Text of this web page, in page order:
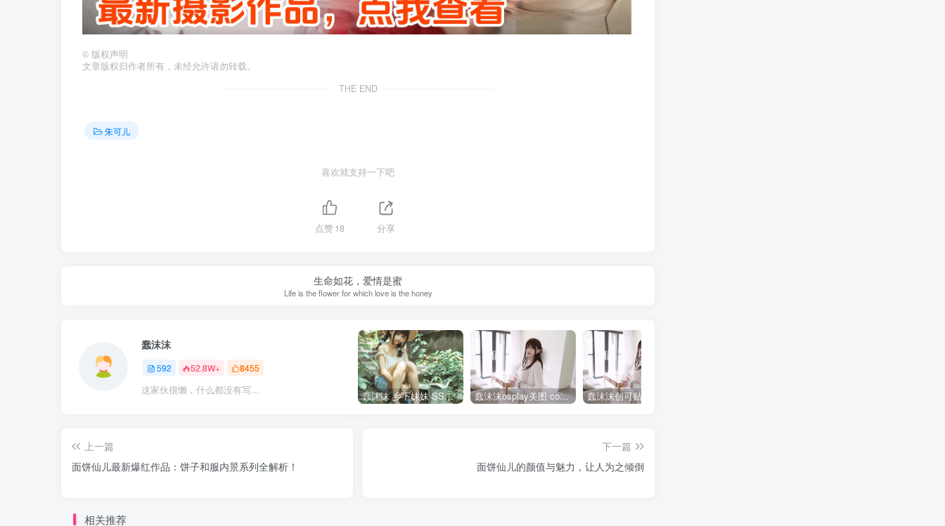
© 版权声明
文章版权归作者所有，未经允许请勿转载。
THE END
朱可儿
喜欢就支持一下吧
点赞18 分享
生命如花，爱情是蜜
Life is the flower for which love is the honey
蠢沫沫
592 52.8W+ 8455
这家伙很懒，什么都没有写... 蠢沫沫 乡下妹妹 SSR级 [125P-1.24GB]全部作品点我下载 蠢沫沫osplay美图 cos写真套图合集
上一篇
面饼仙儿最新爆红作品：饼子和服内景系列全解析！
下一篇
面饼仙儿的颜值与魅力，让人为之倾倒
相关推荐